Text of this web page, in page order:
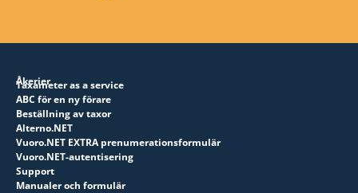
Åkerier
Taxameter as a service
ABC för en ny förare
Beställning av taxor
Alterno.NET
Vuoro.NET EXTRA prenumerationsformulär
Vuoro.NET-autentisering
Support
Manualer och formulär